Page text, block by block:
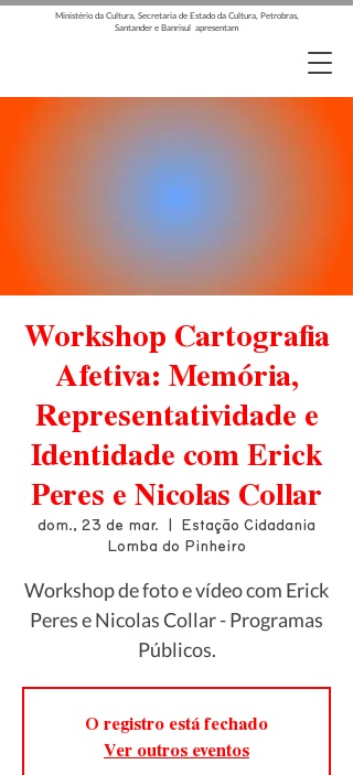
Ministério da Cultura, Secretaria de Estado da Cultura, Petrobras,
Santander e Banrisul apresentam
Workshop Cartografia
Afetiva: Memória,
Representatividade e
Identidade com Erick
Peres e Nicolas Collar
dom., 23 de mar.
Estação Cidadania
Lomba do Pinheiro
Workshop de foto e vídeo com Erick
Peres e Nicolas Collar - Programas
Públicos.
O registro está fechado
Ver outros eventos